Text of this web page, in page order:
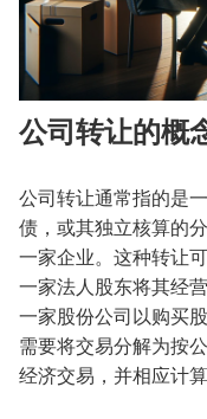
公司转让的概
公司转让通常指的是
债，或其独立核算的
一家企业。这种转让
一家法人股东将其经
一家股份公司以购买
需要将交易分解为按
经济交易，并相应计